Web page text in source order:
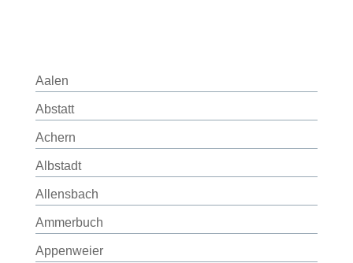
Aalen
Abstatt
Achern
Albstadt
Allensbach
Ammerbuch
Appenweier